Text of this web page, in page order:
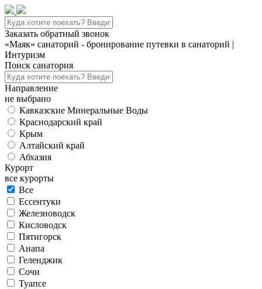
Заказать обратный звонок
«Маяк» санаторий - бронирование путевки в санаторий |
Интуризм
Поиск санатория
Направление
не выбрано
Кавказские Минеральные Воды
Краснодарский край
Крым
Алтайский край
Абхазия
Курорт
все курорты
Все
Ессентуки
Железноводск
Кисловодск
Пятигорск
Анапа
Геленджик
Сочи
Туапсе